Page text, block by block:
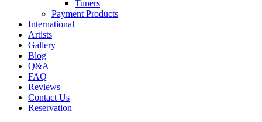
Tuners
Payment Products
International
Artists
Gallery
Blog
Q&A
FAQ
Reviews
Contact Us
Reservation